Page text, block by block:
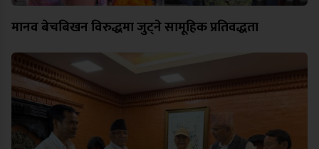
मानव बेचबिखन विरुद्धमा जुट्ने सामूहिक प्रतिवद्धता